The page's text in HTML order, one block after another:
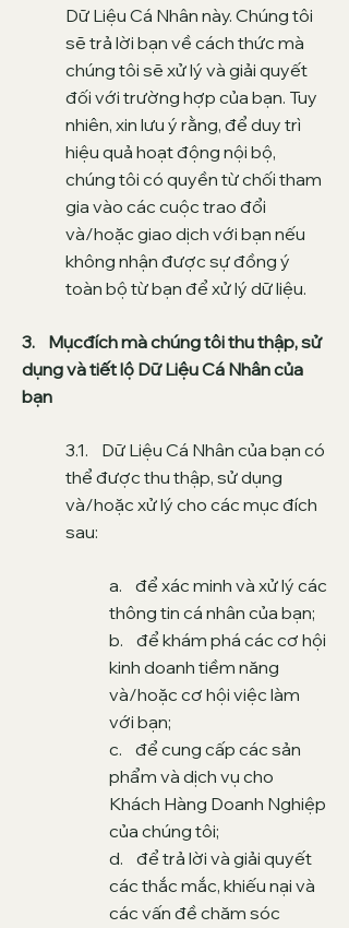
Dữ Liệu Cá Nhân này. Chúng tôi
sẽ trả lời bạn về cách thức mà
chúng tôi sẽ xử lý và giải quyết
đối với trường hợp của bạn. Tuy
nhiên, xin lưu ý rằng, để duy trì
hiệu quả hoạt động nội bộ,
chúng tôi có quyền từ chối tham
gia vào các cuộc trao đổi
và/hoặc giao dịch với bạn nếu
không nhận được sự đồng ý
toàn bộ từ bạn để xử lý dữ liệu.
3. Mụcđích mà chúng tôi thu thập, sử
dụng và tiết lộ Dữ Liệu Cá Nhân của
bạn
3.1. Dữ Liệu Cá Nhân của bạn có
thể được thu thập, sử dụng
và/hoặc xử lý cho các mục đích
sau:
a. để xác minh và xử lý các
thông tin cá nhân của bạn;
b. để khám phá các cơ hội
kinh doanh tiềm năng
và/hoặc cơ hội việc làm
với bạn;
c. để cung cấp các sản
phẩm và dịch vụ cho
Khách Hàng Doanh Nghiệp
của chúng tôi;
d. để trả lời và giải quyết
các thắc mắc, khiếu nại và
các vấn đề chăm sóc